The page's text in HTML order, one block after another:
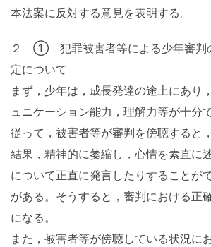
本法案に反対する意見を表明する。
２ ① 犯罪被害者等による少年審判
定について
まず，少年は，成長発達の途上にあり
ュニケーション能力，理解力等が十分
従って，被害者等が審判を傍聴すると
結果，精神的に萎縮し，心情を素直に
について正直に発言したりすることが
がある。そうすると，審判における正
になる。
また，被害者等が傍聴している状況に